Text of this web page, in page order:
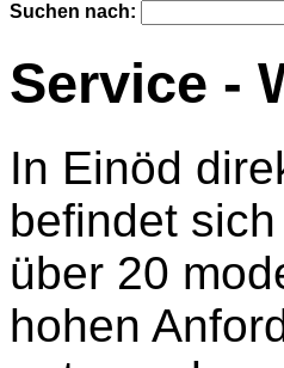
Suchen nach:
Service -
In Einöd
befindet
über 20
hohen